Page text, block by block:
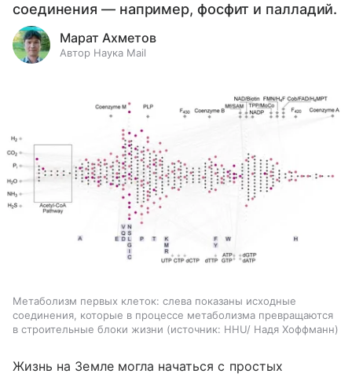
соединения — например, фосфит и палладий.
Марат Ахметов
Автор Наука Mail
Метаболизм первых клеток: слева показаны исходные
соединения, которые в процессе метаболизма превращаются
в строительные блоки жизни
источник: HHU/ Надя Хоффманн
Жизнь на Земле могла начаться с простых